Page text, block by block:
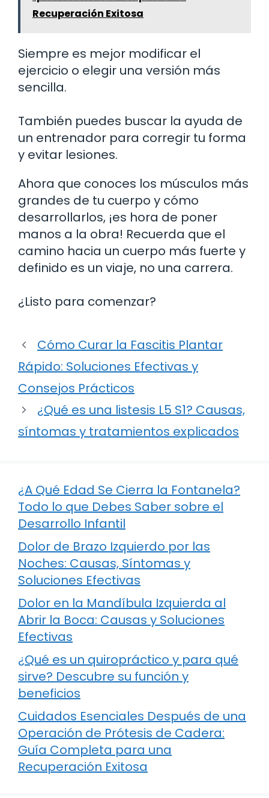
Recuperación Exitosa
Siempre es mejor modificar el
ejercicio o elegir una versión más
sencilla.
También puedes buscar la ayuda de
un entrenador para corregir tu forma
y evitar lesiones.
Ahora que conoces los músculos más
grandes de tu cuerpo y cómo
desarrollarlos, ¡es hora de poner
manos a la obra! Recuerda que el
camino hacia un cuerpo más fuerte y
definido es un viaje, no una carrera.
¿Listo para comenzar?
Cómo Curar la Fascitis Plantar
Rápido: Soluciones Efectivas y
Consejos Prácticos
¿Qué es una listesis L5 S1? Causas,
síntomas y tratamientos explicados
¿A Qué Edad Se Cierra la Fontanela?
Todo lo que Debes Saber sobre el
Desarrollo Infantil
Dolor de Brazo Izquierdo por las
Noches: Causas, Síntomas y
Soluciones Efectivas
Dolor en la Mandíbula Izquierda al
Abrir la Boca: Causas y Soluciones
Efectivas
¿Qué es un quiropráctico y para qué
sirve? Descubre su función y
beneficios
Cuidados Esenciales Después de una
Operación de Prótesis de Cadera:
Guía Completa para una
Recuperación Exitosa